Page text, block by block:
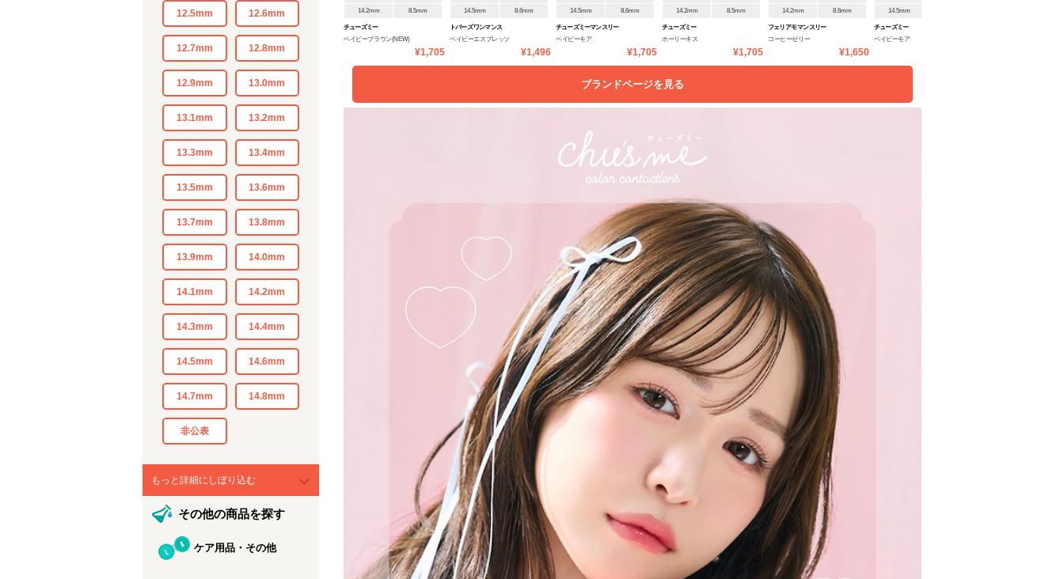
12.5mm 12.6mm
12.7mm 12.8mm
12.9mm 13.0mm
13.1mm 13.2mm
13.3mm 13.4mm
13.5mm 13.6mm
13.7mm 13.8mm
13.9mm 14.0mm
14.1mm 14.2mm
14.3mm 14.4mm
14.5mm 14.6mm
14.7mm 14.8mm
非公表
もっと詳細にしぼり込む
その他の商品を探す
ケア用品・その他
14.2mm 8.5mm
チューズミー
ベイビーブラウン(NEW)
¥1,705
14.5mm 8.6mm
トパーズ ワンマンス
ベイビーエスプレッソ
¥1,496
14.5mm 8.6mm
チューズミーマンスリー
ベイビーモア
¥1,705
14.2mm 8.5mm
チューズミー
ホーリーキス
¥1,705
14.2mm 8.6mm
フェリアモ マンスリー
コーヒーゼリー
¥1,650
14.5mm
チューズミー
ベイビーモア
ブランドページを見る